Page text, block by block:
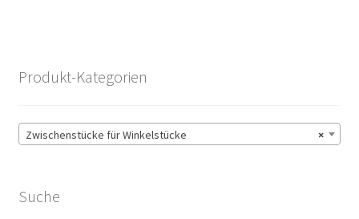
Produkt-Kategorien
×
Zwischenstücke für Winkelstücke
Suche